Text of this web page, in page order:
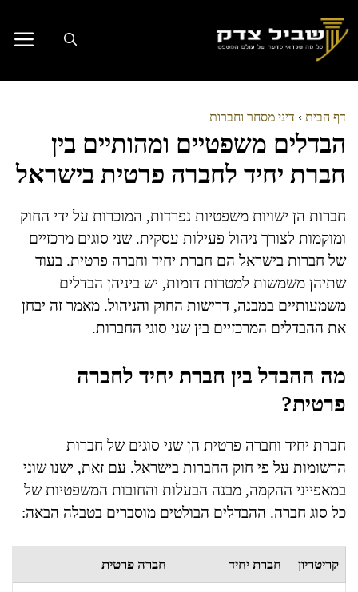
לתוכן
דף הבית › דיני מסחר וחברות
הבדלים משפטיים ומהותיים בין
חברת יחיד לחברה פרטית בישראל
חברות הן ישויות משפטיות נפרדות, המוכרות על ידי החוק
ומוקמות לצורך ניהול פעילות עסקית. שני סוגים מרכזיים
של חברות בישראל הם חברת יחיד וחברה פרטית. בעוד
שתיהן משמשות למטרות דומות, יש ביניהן הבדלים
משמעותיים במבנה, דרישות החוק והניהול. מאמר זה יבחן
את ההבדלים המרכזיים בין שני סוגי החברות.
מה ההבדל בין חברת יחיד לחברה
פרטית?
חברת יחיד וחברה פרטית הן שני סוגים של חברות
הרשומות על פי חוק החברות בישראל. עם זאת, ישנו שוני
במאפייני ההקמה, מבנה הבעלות והחובות המשפטיות של
כל סוג חברה. ההבדלים הבולטים מוסברים בטבלה הבאה:
קריטריון חברת יחיד חברה פרטית